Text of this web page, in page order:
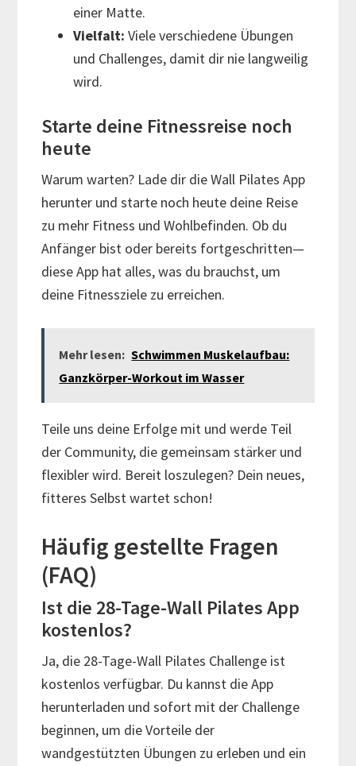
einer Matte.
Vielfalt: Viele verschiedene Übungen
und Challenges, damit dir nie langweilig
wird.
Starte deine Fitnessreise noch
heute
Warum warten? Lade dir die Wall Pilates App
herunter und starte noch heute deine Reise
zu mehr Fitness und Wohlbefinden. Ob du
Anfänger bist oder bereits fortgeschritten—
diese App hat alles, was du brauchst, um
deine Fitnessziele zu erreichen.
Mehr lesen: Schwimmen Muskelaufbau:
Ganzkörper-Workout im Wasser
Teile uns deine Erfolge mit und werde Teil
der Community, die gemeinsam stärker und
flexibler wird. Bereit loszulegen? Dein neues,
fitteres Selbst wartet schon!
Häufig gestellte Fragen
(FAQ)
Ist die 28-Tage-Wall Pilates App
kostenlos?
Ja, die 28-Tage-Wall Pilates Challenge ist
kostenlos verfügbar. Du kannst die App
herunterladen und sofort mit der Challenge
beginnen, um die Vorteile der
wandgestützten Übungen zu erleben und ein